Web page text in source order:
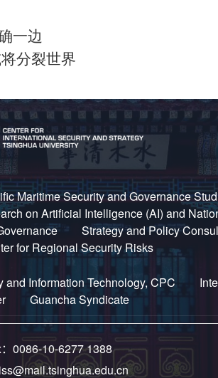
一边
分裂世界
Maritime Security and Governance
on Artificial Intelligence (AI) and
Strategy and Policy
for Regional Security Risks
and Information Technology, CPC
Guancha Syndicate
0086-10-6277 1388